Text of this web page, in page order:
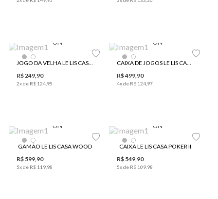
UN
JOGO DA VELHA LE LIS CASA ONDAS
R$249,90
2x de R$ 124 95
UN
CAIXA DE JOGOS LE LIS CASA 4 EM 1 JAGUAR
R$499,90
4x de R$ 124 97
UN
GAMÃO LE LIS CASA WOOD
R$ 599,90
5x de R$ 119 98
UN
CAIXA LE LIS CASA POKER II
R$ 549,90
5x de R$ 109 98